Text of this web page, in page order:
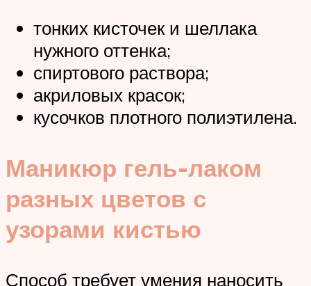
тонких кисточек и шеллака
нужного оттенка;
спиртового раствора;
акриловых красок;
кусочков плотного полиэтилена.
Маникюр гель-лаком
разных цветов с
узорами кистью
Способ требует умения наносить